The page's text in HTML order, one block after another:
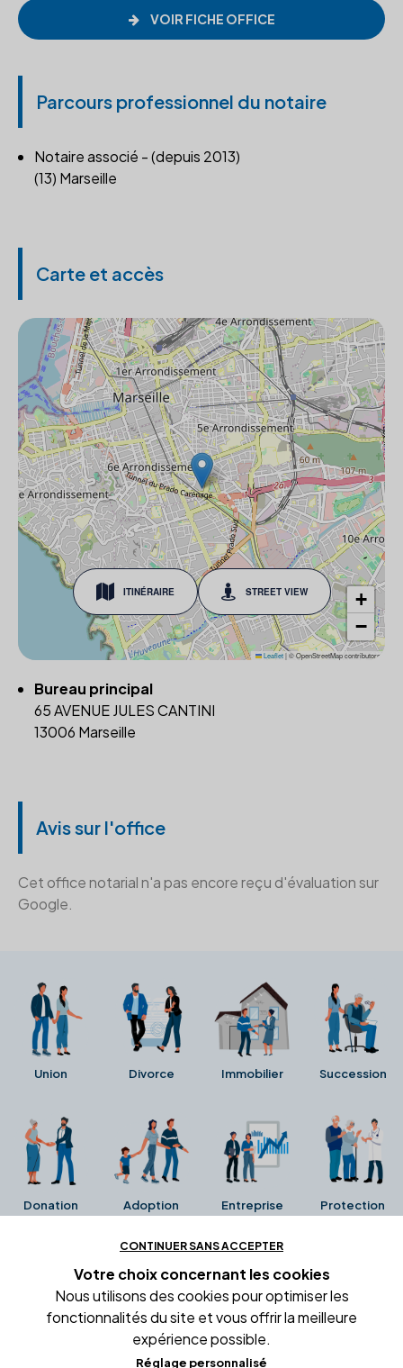
VOIR FICHE OFFICE
Parcours professionnel du notaire
Notaire associé - (depuis 2013)
(13) Marseille
Carte et accès
ITINÉRAIRE STREET VIEW
+
−
Leaflet|© OpenStreetMap contributors
Bureau principal
65 AVENUE JULES CANTINI
13006 Marseille
Avis sur l'office
Cet office notarial n'a pas encore reçu d'évaluation sur
Google.
Union Divorce Immobilier Succession
Donation Adoption Entreprise Protection
Ces avis proviennent directement de la fiche Google
Business de l'office notarial. Ils n'ont ni été collectés ni
été vérifiés par Alexia.fr.
CONTINUER SANS ACCEPTER
Votre choix concernant les cookies
Nous utilisons des cookies pour optimiser les
fonctionnalités du site et vous offrir la meilleure
expérience possible.
Réglage personnalisé